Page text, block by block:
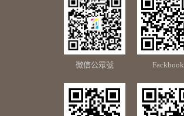
微信公眾號 Fackbook